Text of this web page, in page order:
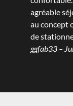
agréable
au concept
de
ggfab33 –